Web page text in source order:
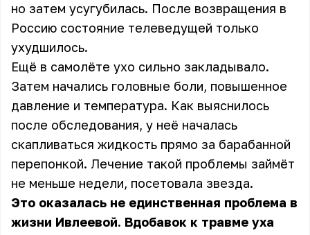
но затем усугубилась. После возвращения в
Россию состояние телеведущей только
ухудшилось.
Ещё в самолёте ухо сильно закладывало.
Затем начались головные боли, повышенное
давление и температура. Как выяснилось
после обследования, у неё началась
скапливаться жидкость прямо за барабанной
перепонкой. Лечение такой проблемы займёт
не меньше недели, посетовала звезда.
Это оказалась не единственная проблема в
жизни Ивлеевой. Вдобавок к травме уха